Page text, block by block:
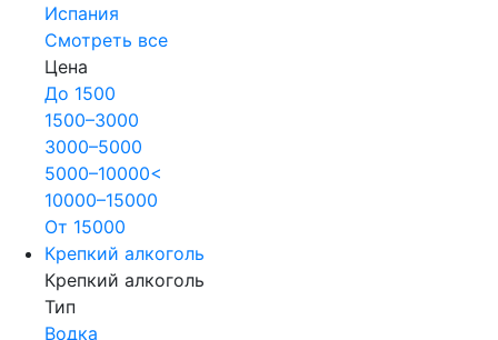
Испания
Смотреть все
Цена
До 1500
1500–3000
3000–5000
5000–10000<
10000–15000
От 15000
Крепкий алкоголь
Крепкий алкоголь
Тип
Водка